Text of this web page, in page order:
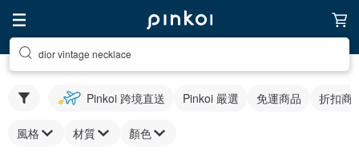
dior vintage necklace
Pinkoi 跨境直送 Pinkoi 嚴選 免運商品 折扣商
風格 材質 顏色